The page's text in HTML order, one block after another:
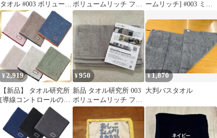
タオル #003 ボリューム
リッチ ピンク
ボリュームリッチ フェ
イスタオル 2枚セット
ームリッチ] #003 ミニ
100
¥ 2,919
【新品】 タオル研究所
[導線コントロールの吸
水性-ふんわり-] #049
ハンカチ ユニセックス
6枚セット ふんわり 厚
¥950
新品 タオル研究所 003
ボリュームリッチ フェ
イスタオル 1枚
¥1,870
大判バスタオル